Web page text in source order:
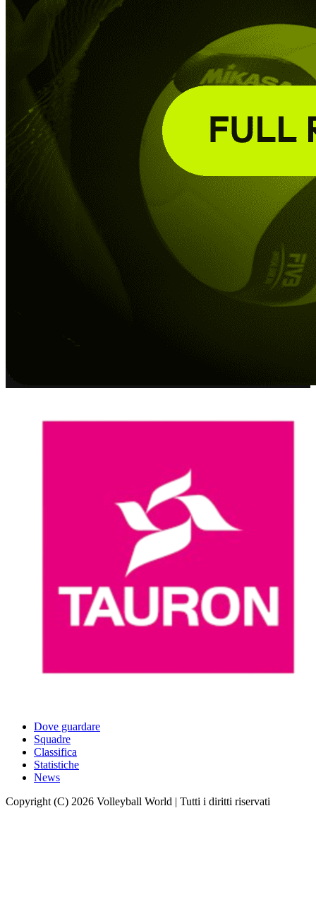
Dove guardare
Squadre
Classifica
Statistiche
News
Copyright (C) 2026 Volleyball World | Tutti i diritti riservati